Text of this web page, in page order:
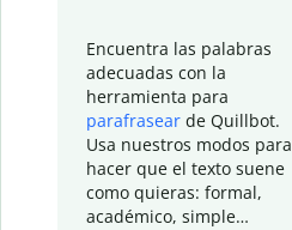
Encuentra las palabras
adecuadas con la
herramienta para
parafrasear de Quillbot.
Usa nuestros modos para
hacer que el texto suene
como quieras: formal,
académico, simple…